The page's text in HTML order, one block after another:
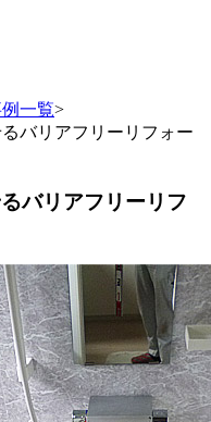
一覧>
バリアフリーリフォー
バリアフリーリフ